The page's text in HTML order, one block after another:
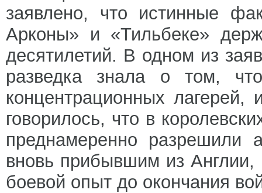
заявлено, что истинные
Арконы» и «Тильбеке»
десятилетий. В одном из
разведка знала о том,
концентрационных
говорилось, что в
преднамеренно разрешили
вновь прибывшим из Англии,
боевой опыт до окончания